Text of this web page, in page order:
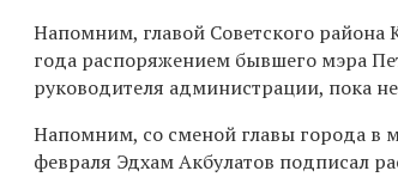
Напомним, главой Советского района
года распоряжением бывшего мэра
руководителя администрации, пока не
Напомним, со сменой главы города в
февраля Эдхам Акбулатов подписал